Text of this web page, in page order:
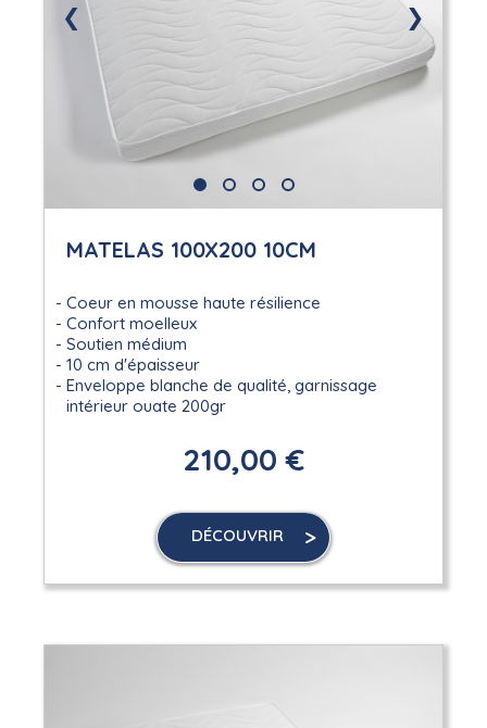
❮ ❯
MATELAS 100X200 10CM
Coeur en mousse haute résilience
Confort moelleux
Soutien médium
10 cm d'épaisseur
Enveloppe blanche de qualité, garnissage
intérieur ouate 200gr
210,00 €
DÉCOUVRIR